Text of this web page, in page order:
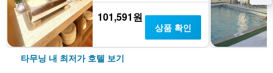
101,591원
상품 확인
타무닝 내 최저가 호텔 보기